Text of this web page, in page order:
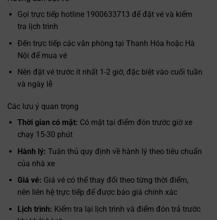
Gọi trực tiếp hotline 1900633713 để đặt vé và kiểm
tra lịch trình
Đến trực tiếp các văn phòng tại Thanh Hóa hoặc Hà
Nội để mua vé
Nên đặt vé trước ít nhất 1-2 giờ, đặc biệt vào cuối tuần
và ngày lễ
Các lưu ý quan trọng
Thời gian có mặt: Có mặt tại điểm đón trước giờ xe
chạy 15-30 phút
Hành lý: Tuân thủ quy định về hành lý theo tiêu chuẩn
của nhà xe
Giá vé: Giá vé có thể thay đổi theo từng thời điểm,
nên liên hệ trực tiếp để được báo giá chính xác
Lịch trình: Kiểm tra lại lịch trình và điểm đón trả trước